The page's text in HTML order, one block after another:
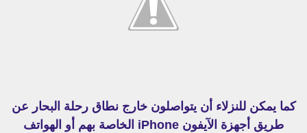
كما يمكن للنزلاء أن يتواصلون خارج نطاق رحلة البحار عن
طريق أجهزة الآيفون iPhone الخاصة بهم أو الهواتف